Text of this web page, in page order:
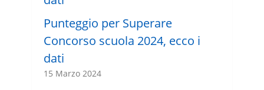
Punteggio per Superare
Concorso scuola 2024, ecco i
dati
15 Marzo 2024